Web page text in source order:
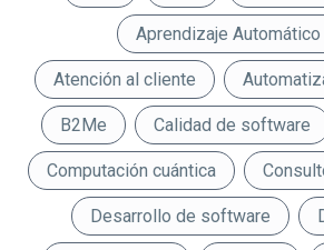
Aprendizaje Automático
Atención al cliente
B2Me Calidad de software
Computación cuántica
Desarrollo de software